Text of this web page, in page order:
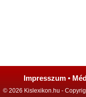
Impresszum •
© 2026 Kislexikon.hu -